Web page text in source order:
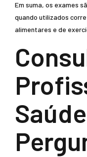
Em suma, os exames
quando utilizados
alimentares e de